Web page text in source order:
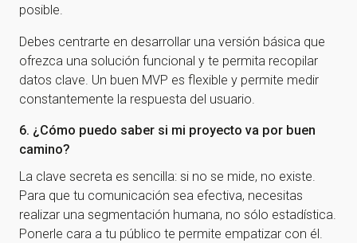
posible.
Debes centrarte en desarrollar una versión básica que
ofrezca una solución funcional y te permita recopilar
datos clave. Un buen MVP es flexible y permite medir
constantemente la respuesta del usuario.
6. ¿Cómo puedo saber si mi proyecto va por buen
camino?
La clave secreta es sencilla: si no se mide, no existe.
Para que tu comunicación sea efectiva, necesitas
realizar una segmentación humana, no sólo estadística.
Ponerle cara a tu público te permite empatizar con él.